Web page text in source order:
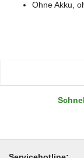
Ohne Akku,